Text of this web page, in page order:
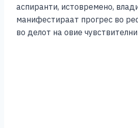
аспиранти, истовремено,
манифестираат прогрес во
во делот на овие